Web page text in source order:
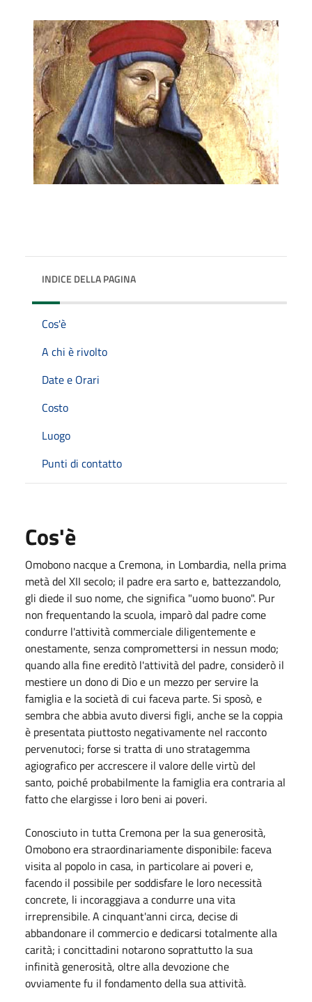
INDICE DELLA PAGINA
Cos'è
A chi è rivolto
Date e Orari
Costo
Luogo
Punti di contatto
Cos'è
Omobono nacque a Cremona, in Lombardia, nella prima
metà del XII secolo; il padre era sarto e, battezzandolo,
gli diede il suo nome, che significa "uomo buono". Pur
non frequentando la scuola, imparò dal padre come
condurre l'attività commerciale diligentemente e
onestamente, senza compromettersi in nessun modo;
quando alla fine ereditò l'attività del padre, considerò il
mestiere un dono di Dio e un mezzo per servire la
famiglia e la società di cui faceva parte. Si sposò, e
sembra che abbia avuto diversi figli, anche se la coppia
è presentata piuttosto negativamente nel racconto
pervenutoci; forse si tratta di uno stratagemma
agiografico per accrescere il valore delle virtù del
santo, poiché probabilmente la famiglia era contraria al
fatto che elargisse i loro beni ai poveri.
Conosciuto in tutta Cremona per la sua generosità,
Omobono era straordinariamente disponibile: faceva
visita al popolo in casa, in particolare ai poveri e,
facendo il possibile per soddisfare le loro necessità
concrete, li incoraggiava a condurre una vita
irreprensibile. A cinquant'anni circa, decise di
abbandonare il commercio e dedicarsi totalmente alla
carità; i concittadini notarono soprattutto la sua
infinità generosità, oltre alla devozione che
ovviamente fu il fondamento della sua attività.